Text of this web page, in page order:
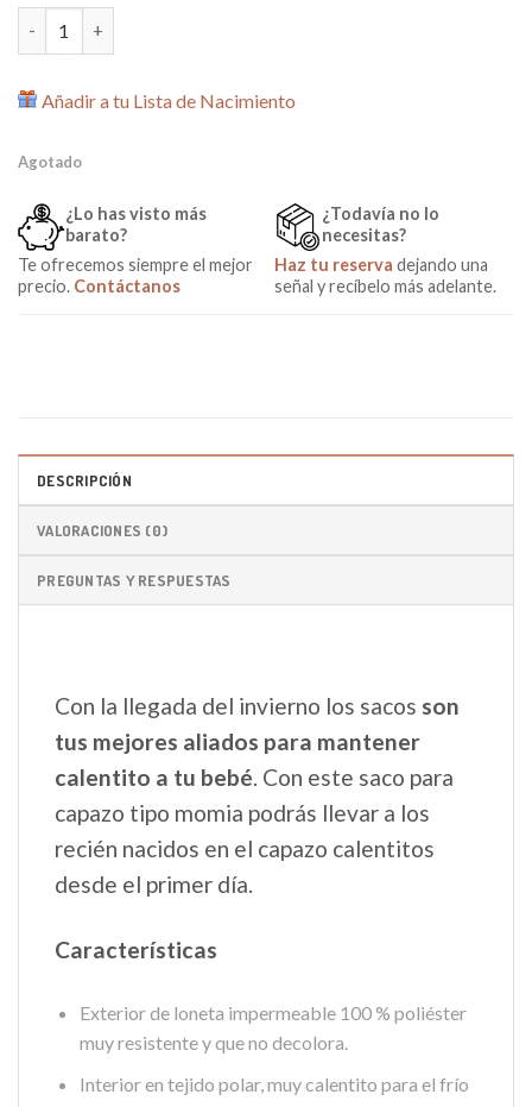
Añadir a tu Lista de Nacimiento
Agotado
¿Lo has visto más
barato?
Te ofrecemos siempre el mejor
precio. Contáctanos
¿Todavía no lo
necesitas?
Haz tu reserva dejando una
señal y recíbelo más adelante.
DESCRIPCIÓN
VALORACIONES (0)
PREGUNTAS Y RESPUESTAS
Con la llegada del invierno los sacos son
tus mejores aliados para mantener
calentito a tu bebé. Con este saco para
capazo tipo momia podrás llevar a los
recién nacidos en el capazo calentitos
desde el primer día.
Características
Exterior de loneta impermeable 100 % poliéster
muy resistente y que no decolora.
Interior en tejido polar, muy calentito para el frío